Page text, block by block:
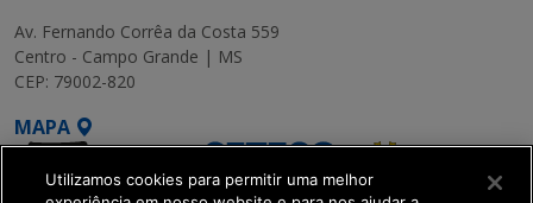
Av. Fernando Corrêa da Costa 559
Centro - Campo Grande | MS
CEP: 79002-820
MAPA
Utilizamos cookies para permitir uma melhor